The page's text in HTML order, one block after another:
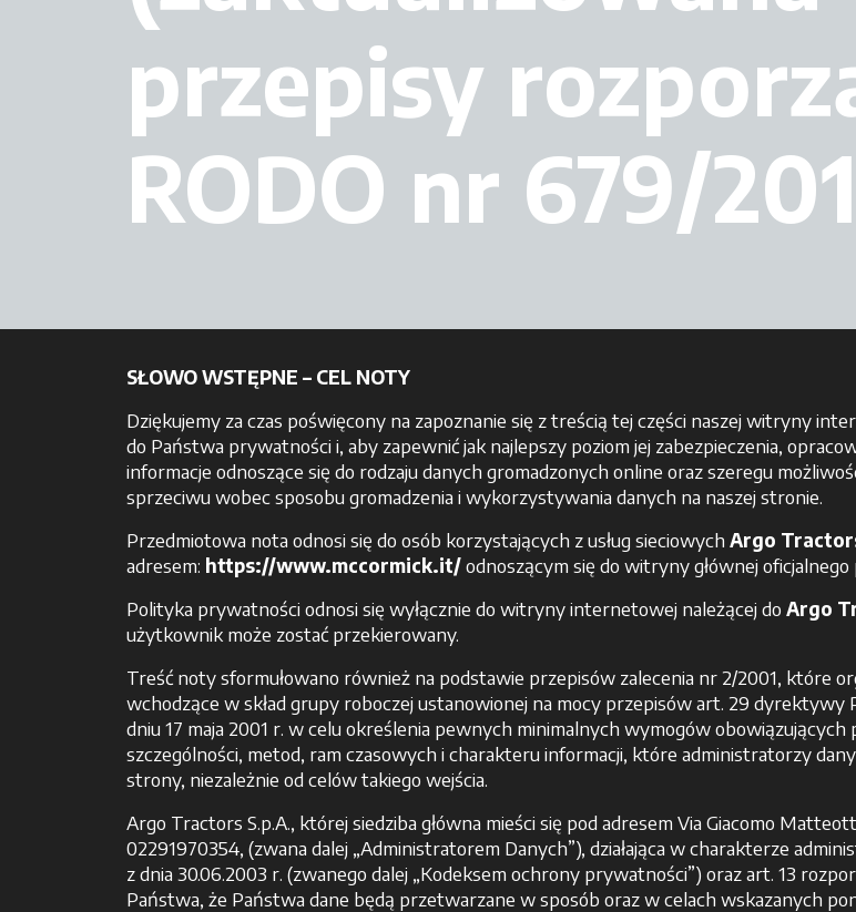
przepisy
RODO nr 679/
SŁOWO WSTĘPNE – CEL NOTY
Dziękujemy za czas poświęcony na zapoznanie się z treścią tej części naszej witryny
do Państwa prywatności i, aby zapewnić jak najlepszy poziom jej zabezpieczenia,
informacje odnoszące się do rodzaju danych gromadzonych online oraz szeregu
sprzeciwu wobec sposobu gromadzenia i wykorzystywania danych na naszej stronie.
Przedmiotowa nota odnosi się do osób korzystających z usług sieciowych Argo
adresem: https://www.mccormick.it/odnoszącym się do witryny głównej
Polityka prywatności odnosi się wyłącznie do witryny internetowej należącej do Argo
użytkownik może zostać przekierowany.
Treść noty sformułowano również na podstawie przepisów zalecenia nr 2/2001, które
wchodzące w skład grupy roboczej ustanowionej na mocy przepisów art. 29 dyrektywy
dniu 17 maja 2001 r. w celu określenia pewnych minimalnych wymogów
szczególności, metod, ram czasowych i charakteru informacji, które administratorzy
strony, niezależnie od celów takiego wejścia.
Argo Tractors S.p.A., której siedziba główna mieści się pod adresem Via Giacomo
02291970354, (zwana dalej „Administratorem Danych”), działająca w charakterze
z dnia 30.06.2003 r. (zwanego dalej „Kodeksem ochrony prywatności”) oraz art. 13
Państwa, że Państwa dane będą przetwarzane w sposób oraz w celach wskazanych